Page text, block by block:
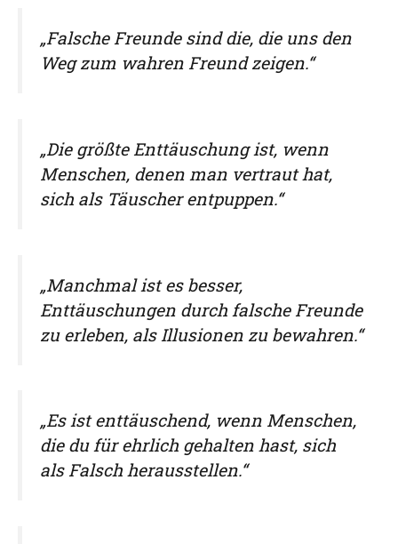
„Falsche Freunde sind die, die uns den
Weg zum wahren Freund zeigen.“
„Die größte Enttäuschung ist, wenn
Menschen, denen man vertraut hat,
sich als Täuscher entpuppen.“
„Manchmal ist es besser,
Enttäuschungen durch falsche Freunde
zu erleben, als Illusionen zu bewahren.“
„Es ist enttäuschend, wenn Menschen,
die du für ehrlich gehalten hast, sich
als Falsch herausstellen.“